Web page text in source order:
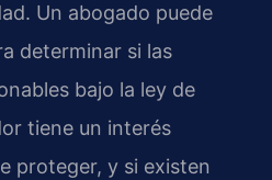
Un abogado puede
determinar si las
bajo la ley de
tiene un interés
proteger, y si existen